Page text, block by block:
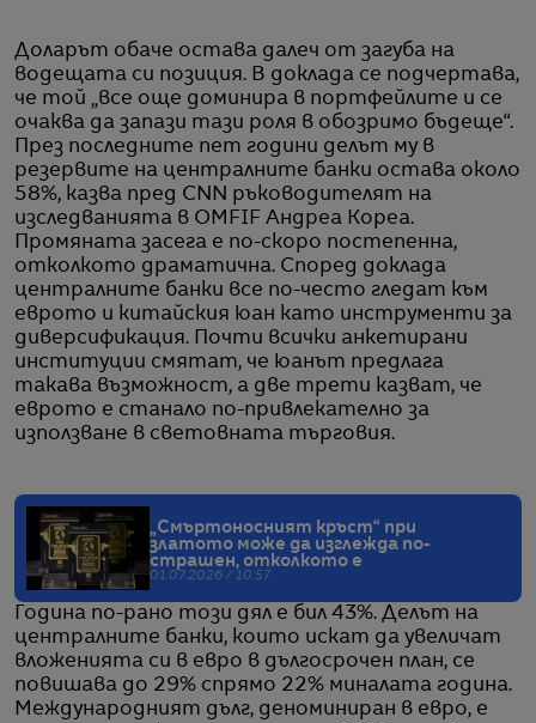
Доларът обаче остава далеч от загуба на
водещата си позиция. В доклада се подчертава,
че той „все още доминира в портфейлите и се
очаква да запази тази роля в обозримо бъдеще“.
През последните пет години делът му в
резервите на централните банки остава около
58%, казва пред CNN ръководителят на
изследванията в OMFIF Андреа Кореа.
Промяната засега е по-скоро постепенна,
отколкото драматична. Според доклада
централните банки все по-често гледат към
еврото и китайския юан като инструменти за
диверсификация. Почти всички анкетирани
институции смятат, че юанът предлага
такава възможност, а две трети казват, че
еврото е станало по-привлекателно за
използване в световната търговия.
„Смъртоносният кръст“ при
златото може да изглежда по-
страшен, отколкото е
01.07.2026 / 10:57
Година по-рано този дял е бил 43%. Делът на
централните банки, които искат да увеличат
вложенията си в евро в дългосрочен план, се
повишава до 29% спрямо 22% миналата година.
Международният дълг, деноминиран в евро, е